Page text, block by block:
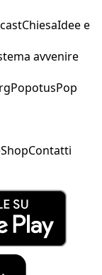
ChiesaIdee e
avvenire
PopotusPop
ShopContatti